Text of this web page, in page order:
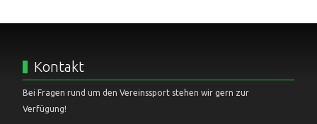
Kontakt
Bei Fragen rund um den Vereinssport stehen wir gern zur
Verfügung!